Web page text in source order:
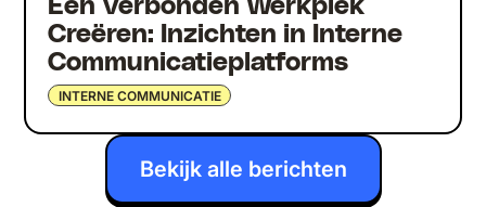
Een Verbonden Werkplek
Creëren: Inzichten in Interne
Communicatieplatforms
INTERNE COMMUNICATIE
Bekijk alle berichten